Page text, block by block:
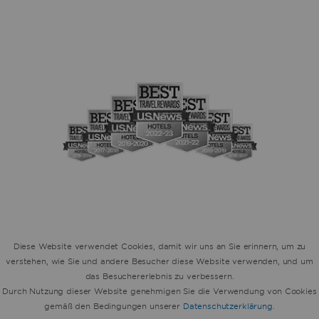
Diese Website verwendet Cookies, damit wir uns an Sie erinnern, um zu
verstehen, wie Sie und andere Besucher diese Website verwenden, und um
das Besuchererlebnis zu verbessern.
Durch Nutzung dieser Website genehmigen Sie die Verwendung von Cookies
gemäß den Bedingungen unserer Datenschutzerklärung.